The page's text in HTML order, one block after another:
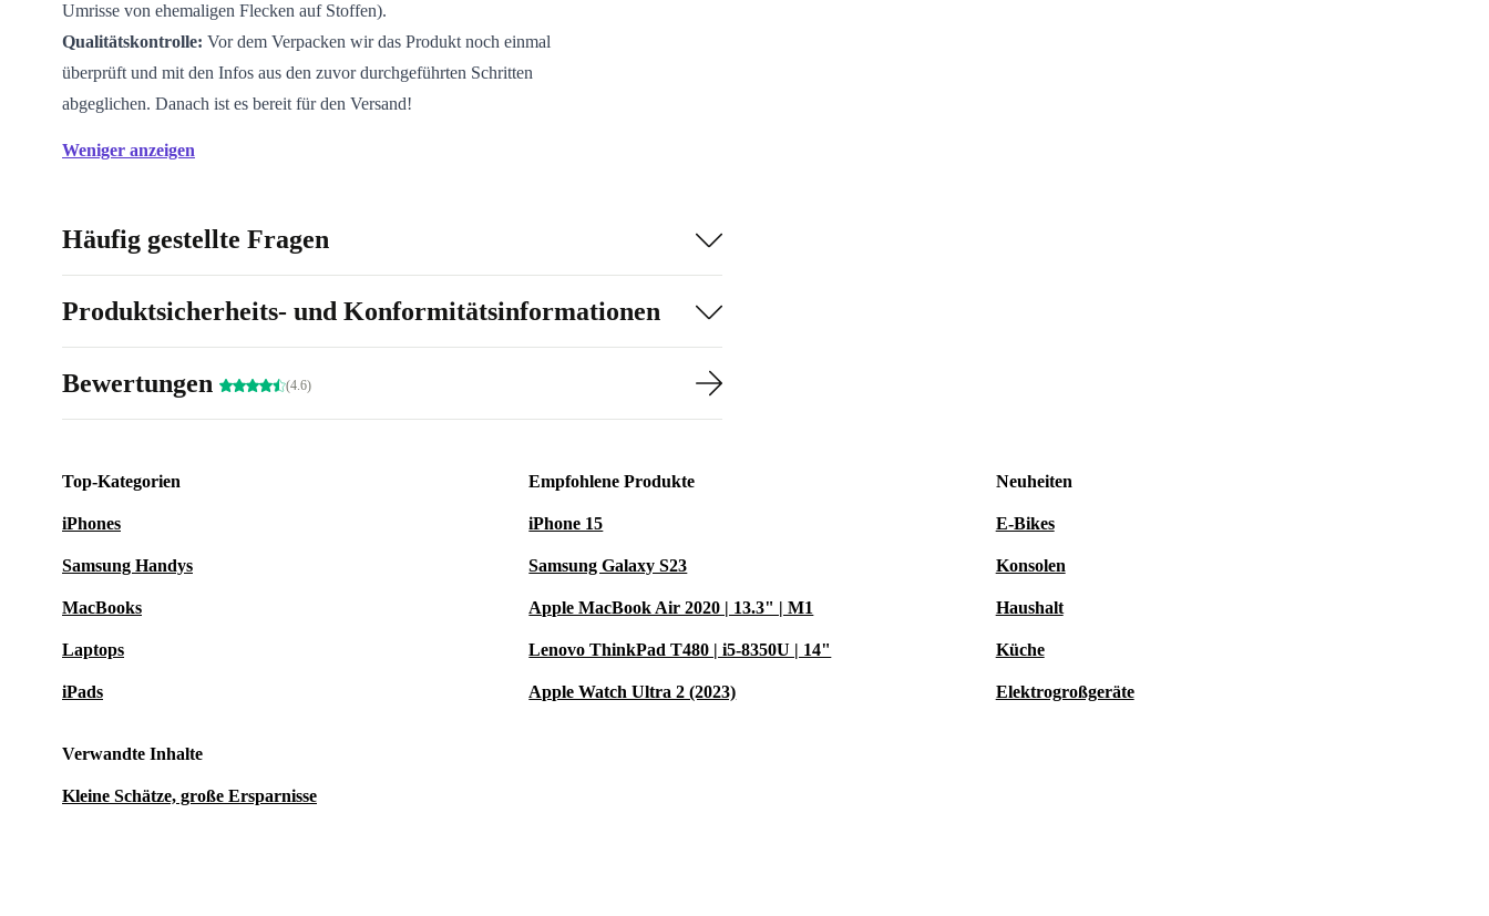
Umrisse von ehemaligen Flecken auf Stoffen).
Qualitätskontrolle: Vor dem Verpacken wir das Produkt noch einmal
überprüft und mit den Infos aus den zuvor durchgeführten Schritten
abgeglichen. Danach ist es bereit für den Versand!
Weniger anzeigen
Häufig gestellte Fragen
Produktsicherheits- und Konformitätsinformationen
Bewertungen (4.6)
Top-Kategorien
iPhones
Samsung Handys
MacBooks
Laptops
iPads
Empfohlene Produkte
iPhone 15
Samsung Galaxy S23
Apple MacBook Air 2020 | 13.3" | M1
Lenovo ThinkPad T480 | i5-8350U | 14"
Apple Watch Ultra 2 (2023)
Neuheiten
E-Bikes
Konsolen
Haushalt
Küche
Elektrogroßgeräte
Verwandte Inhalte
Kleine Schätze, große Ersparnisse